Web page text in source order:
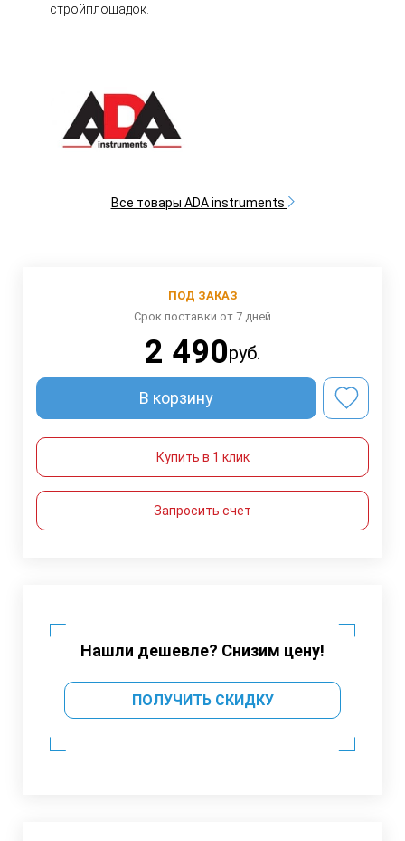
стройплощадок.
Все товары ADA instruments
ПОД ЗАКАЗ
Срок поставки от 7 дней
2 490руб.
В корзину
Купить в 1 клик
Запросить счет
Нашли дешевле? Снизим цену!
ПОЛУЧИТЬ СКИДКУ